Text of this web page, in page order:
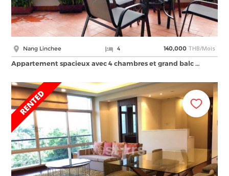
Nang Linchee 4 140,000 THB/Mois
Appartement spacieux avec 4 chambres et grand balc …